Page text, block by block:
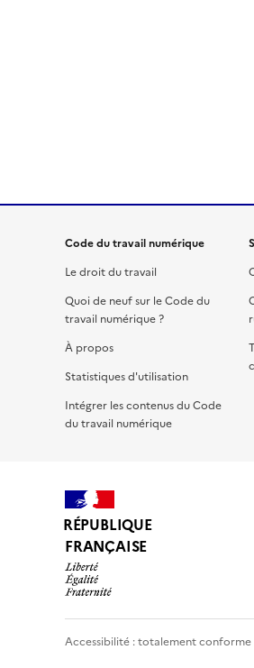
Code du travail numérique
Le droit du travail
Quoi de neuf sur le Code du
travail numérique ?
À propos
Statistiques d'utilisation
Intégrer les contenus du Code
du travail numérique
RÉPUBLIQUE
FRANÇAISE
Accessibilité : totalement conforme